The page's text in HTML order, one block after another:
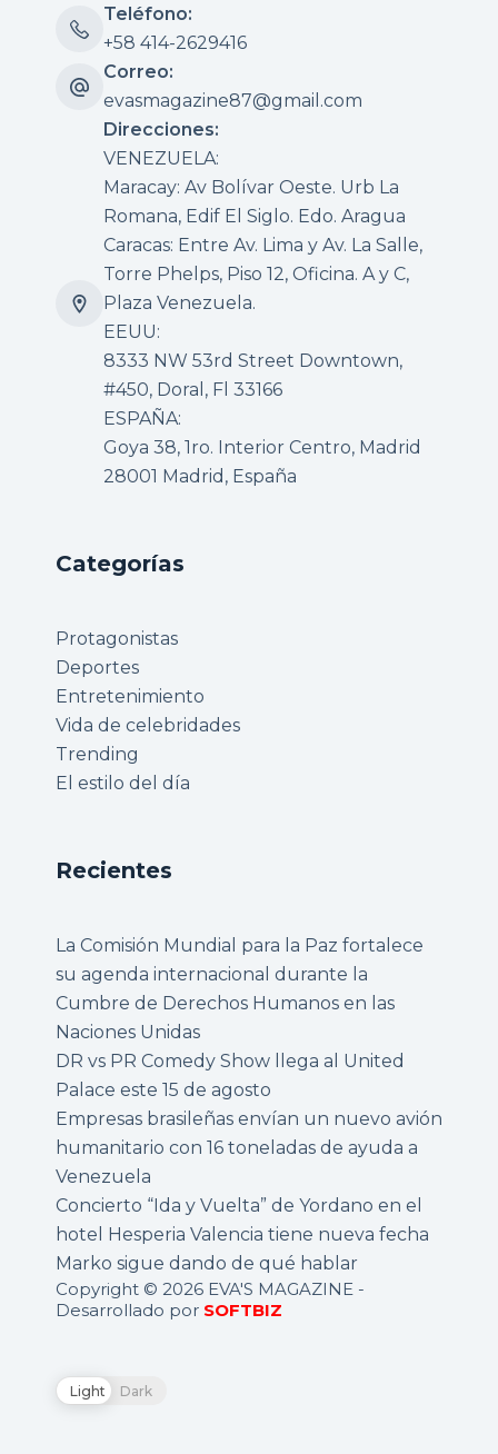
Teléfono:
+58 414-2629416
Correo:
evasmagazine87@gmail.com
Direcciones:
VENEZUELA:
Maracay: Av Bolívar Oeste. Urb La
Romana, Edif El Siglo. Edo. Aragua
Caracas: Entre Av. Lima y Av. La Salle,
Torre Phelps, Piso 12, Oficina. A y C,
Plaza Venezuela.
EEUU:
8333 NW 53rd Street Downtown,
#450, Doral, Fl 33166
ESPAÑA:
Goya 38, 1ro. Interior Centro, Madrid
28001 Madrid, España
Categorías
Protagonistas
Deportes
Entretenimiento
Vida de celebridades
Trending
El estilo del día
Recientes
La Comisión Mundial para la Paz fortalece
su agenda internacional durante la
Cumbre de Derechos Humanos en las
Naciones Unidas
DR vs PR Comedy Show llega al United
Palace este 15 de agosto
Empresas brasileñas envían un nuevo avión
humanitario con 16 toneladas de ayuda a
Venezuela
Concierto “Ida y Vuelta” de Yordano en el
hotel Hesperia Valencia tiene nueva fecha
Marko sigue dando de qué hablar
Copyright © 2026 EVA'S MAGAZINE -
Desarrollado por SOFTBIZ
Light Dark